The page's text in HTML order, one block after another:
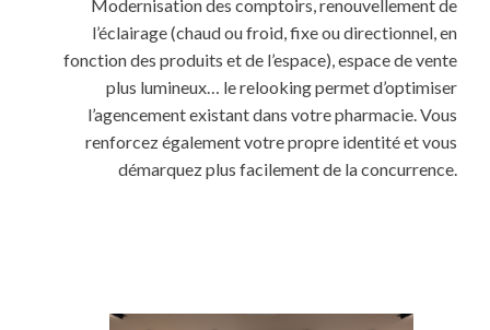
Modernisation des comptoirs, renouvellement de
l’éclairage (chaud ou froid, fixe ou directionnel, en
fonction des produits et de l’espace), espace de vente
plus lumineux… le relooking permet d’optimiser
l’agencement existant dans votre pharmacie. Vous
renforcez également votre propre identité et vous
démarquez plus facilement de la concurrence.